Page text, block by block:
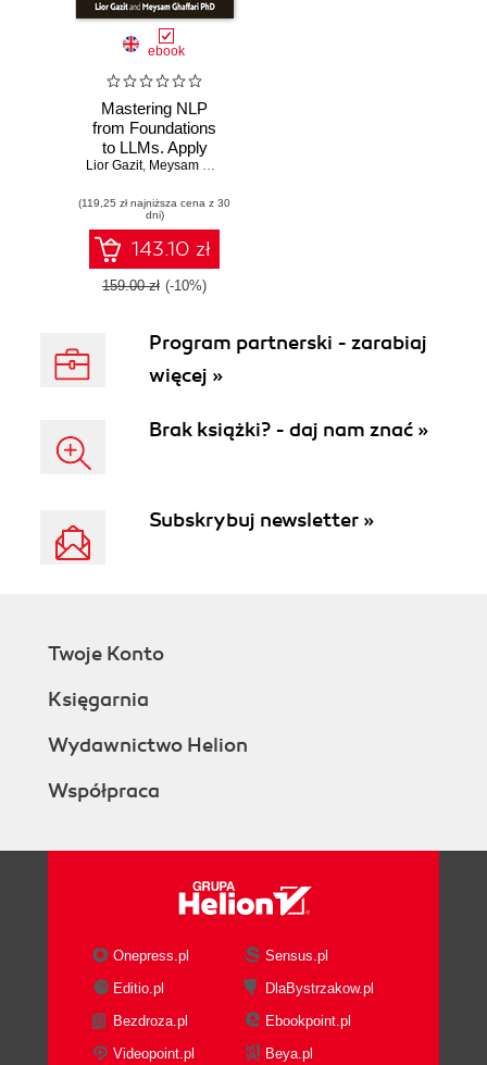
ebook
Mastering NLP
from Foundations
to LLMs. Apply
advanced rule-
to LLMs and solve
real-world
business problems
using Python
Lior Gazit, Meysam Ghaffari
(119,25 zł najniższa cena z 30
dni)
143.10 zł
159.00 zł (-10%)
Program partnerski - zarabiaj
więcej »
Brak książki? - daj nam znać »
Subskrybuj newsletter »
Twoje Konto
Księgarnia
Wydawnictwo Helion
Współpraca
Onepress.pl
Sensus.pl
Editio.pl
DlaBystrzakow.pl
Bezdroza.pl
Ebookpoint.pl
Videopoint.pl
Beya.pl